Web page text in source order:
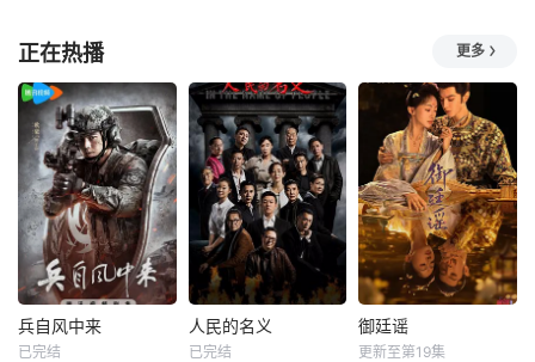
正在热播 更多
兵自风中来
已完结
人民的名义
已完结
御廷谣
更新至第19集